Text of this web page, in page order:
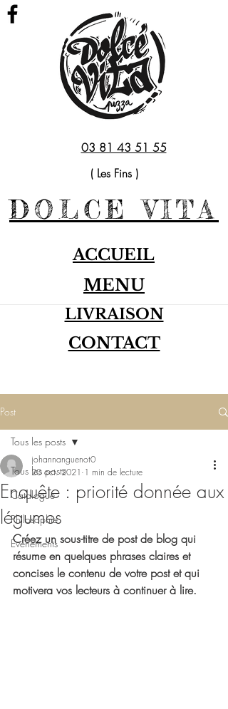
DOLCE VITA
ACCUEIL
MENU
LIVRAISON
CONTACT
03 81 43 51 55
( Les Fins )
Post
Tous les posts
Catalogue
Philosophie
Événements
Tous les posts
Enquête : priorité donnée aux
légumes
johannanguenot0
20 oct. 2021 1 min de lecture
Créez un sous-titre de post de blog qui
résume en quelques phrases claires et
concises le contenu de votre post et qui
motivera vos lecteurs à continuer à lire.